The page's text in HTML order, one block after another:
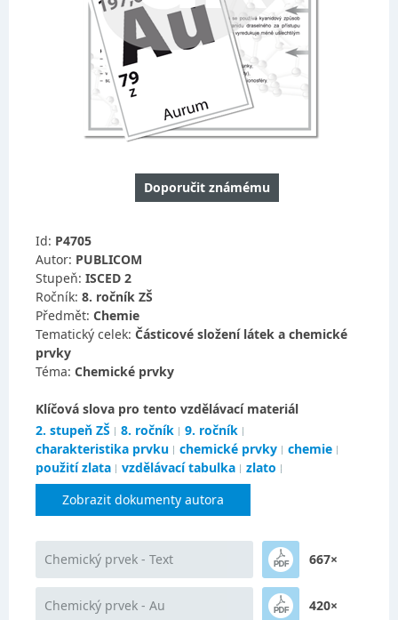
Doporučit známému
Id: P4705
Autor: PUBLICOM
Stupeň: ISCED 2
Ročník: 8. ročník ZŠ
Předmět: Chemie
Tematický celek: Částicové složení látek a chemické
prvky
Téma: Chemické prvky
Klíčová slova pro tento vzdělávací materiál
2. stupeň ZŠ
8. ročník
9. ročník
charakteristika prvku
chemické prvky
chemie
použití zlata
vzdělávací tabulka
zlato
Zobrazit dokumenty autora
Chemický prvek - Text 667×
Chemický prvek - Au 420×